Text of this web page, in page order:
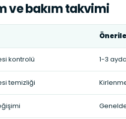
ve bakım takvimi
kontrolü 1-3
temizliği